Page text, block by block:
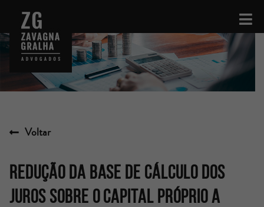
Voltar
REDUÇÃO DA BASE DE CÁLCULO DOS
JUROS SOBRE O CAPITAL PRÓPRIO A